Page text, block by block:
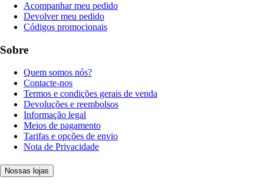
Acompanhar meu pedido
Devolver meu pedido
Códigos promocionais
Sobre
Quem somos nós?
Contacte-nos
Termos e condições gerais de venda
Devoluções e reembolsos
Informação legal
Meios de pagamento
Tarifas e opções de envio
Nota de Privacidade
Nossas lojas